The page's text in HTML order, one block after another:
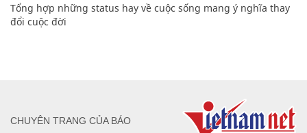
Tổng hợp những status hay về cuộc sống mang ý nghĩa thay
đổi cuộc đời
CHUYÊN TRANG CỦA BÁO